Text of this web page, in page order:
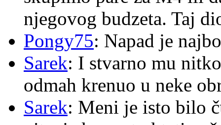
njegovog budzeta. Taj
Pongy75: Napad je
Sarek: I stvarno mu
odmah krenuo u neke
Sarek: Meni je isto bilo